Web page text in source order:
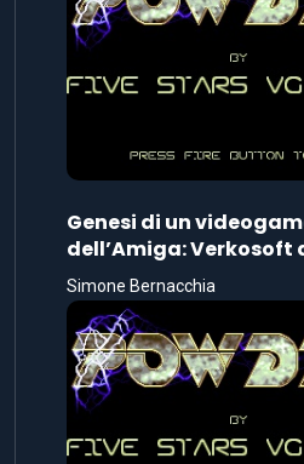
Genesi di un
dell’Amiga:
Simone Bernacchia